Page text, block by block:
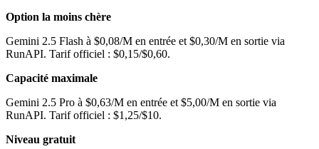
Option la moins chère
Gemini 2.5 Flash à $0,08/M en entrée et $0,30/M en sortie via
RunAPI. Tarif officiel : $0,15/$0,60.
Capacité maximale
Gemini 2.5 Pro à $0,63/M en entrée et $5,00/M en sortie via
RunAPI. Tarif officiel : $1,25/$10.
Niveau gratuit